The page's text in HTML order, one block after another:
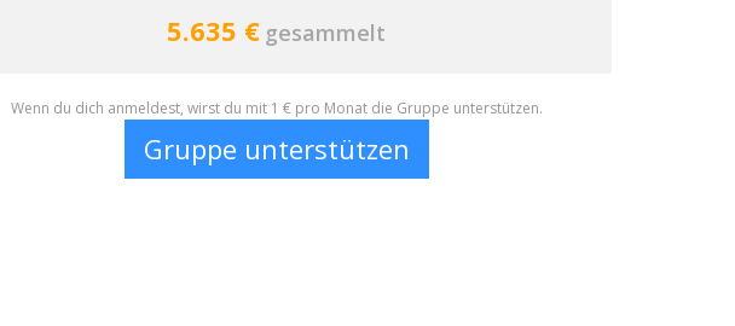
5.635 € gesammelt
Wenn du dich anmeldest, wirst du mit 1 € pro Monat die Gruppe unterstützen.
Gruppe unterstützen